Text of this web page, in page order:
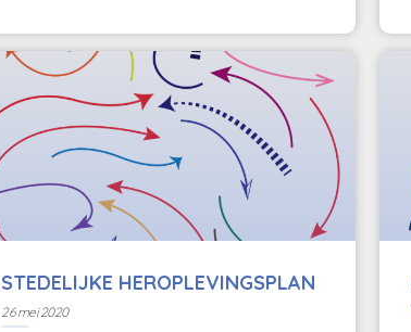
STEDELIJKE HEROPLEVINGSPLAN
26 mei 2020